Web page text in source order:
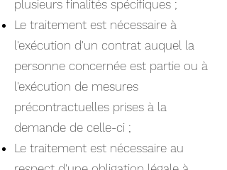
plusieurs finalités spécifiques ;
Le traitement est nécessaire à
l'exécution d'un contrat auquel la
personne concernée est partie ou à
l'exécution de mesures
précontractuelles prises à la
demande de celle-ci ;
Le traitement est nécessaire au